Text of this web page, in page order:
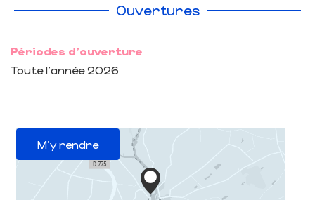
Ouvertures
Périodes d'ouverture
Toute l'année 2026
M'y rendre